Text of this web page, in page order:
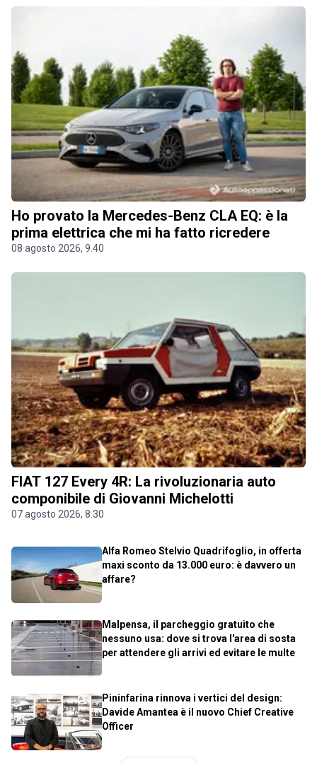
Ho provato la Mercedes-Benz CLA EQ: è la
prima elettrica che mi ha fatto ricredere
08 agosto 2026, 9.40
FIAT 127 Every 4R: La rivoluzionaria auto
componibile di Giovanni Michelotti
07 agosto 2026, 8.30
Alfa Romeo Stelvio Quadrifoglio, in offerta
maxi sconto da 13.000 euro: è davvero un
affare?
Malpensa, il parcheggio gratuito che
nessuno usa: dove si trova l'area di sosta
per attendere gli arrivi ed evitare le multe
Pininfarina rinnova i vertici del design:
Davide Amantea è il nuovo Chief Creative
Officer